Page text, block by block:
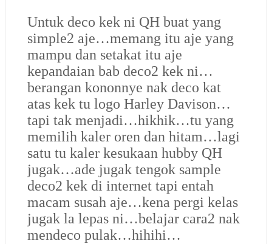
Untuk deco kek ni QH buat yang
simple2 aje…memang itu aje yang
mampu dan setakat itu aje
kepandaian bab deco2 kek ni…
berangan kononnye nak deco kat
atas kek tu logo Harley Davison…
tapi tak menjadi…hikhik…tu yang
memilih kaler oren dan hitam…lagi
satu tu kaler kesukaan hubby QH
jugak…ade jugak tengok sample
deco2 kek di internet tapi entah
macam susah aje…kena pergi kelas
jugak la lepas ni…belajar cara2 nak
mendeco pulak…hihihi…